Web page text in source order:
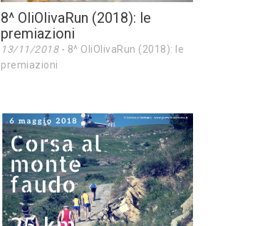
8^ OliOlivaRun (2018): le
premiazioni
13/11/2018- 8^ OliOlivaRun (2018): le
premiazioni